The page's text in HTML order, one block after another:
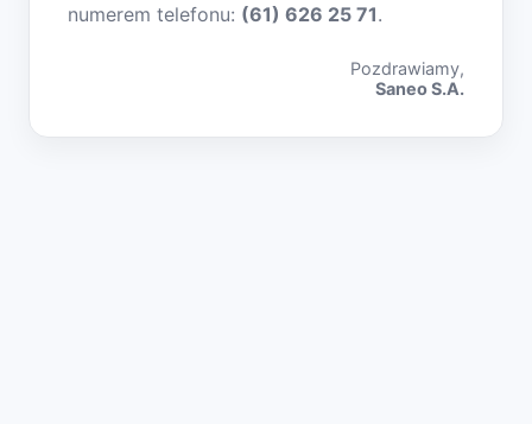
numerem telefonu: (61) 626 25 71.
Pozdrawiamy,
Saneo S.A.